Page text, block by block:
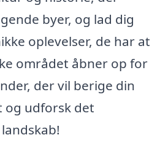
byer, og lad dig
oplevelser, de har at
området åbner op for
der vil berige din
og udforsk det